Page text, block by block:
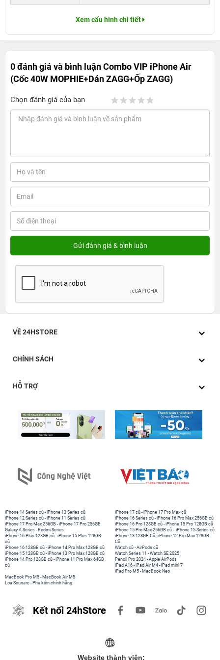
Xem cấu hình chi tiết
0 đánh giá và bình luậnCombo VIP iPhone Air
(Cốc 40W MOPHIE+Dán ZAGG+Ốp ZAGG)
Chọn đánh giá của bạn
VỀ 24HSTORE
CHÍNH SÁCH
HỖ TRỢ
iPhone 14 Series cũ -iPhone 13 Series cũ
iPhone 12 Series cũ -iPhone 11 Series cũ
iPhone 17 Pro Max 256GB -iPhone 17 Pro 256GB
Galaxy A Series - Redmi Series
iPhone 17 cũ -iPhone 17 Pro Max cũ
iPhone 16 Series cũ - iPhone 16 Pro Max 256GB cũ
iPhone 16 Pro 128GB cũ -iPhone 15 Pro 128GB cũ
iPhone 15 Pro Max 256GB cũ - iPhone 15 Series cũ
iPhone 16 Plus 128GB cũ -iPhone 15 Plus 128GB
cũ
iPhone 16 128GB cũ -iPhone 14 Pro Max 128GB cũ
iPhone 15 128GB cũ -iPhone 13 Pro Max 128GB cũ
iPhone 14 Pro 128GB cũ -iPhone 11 Pro Max 64GB
cũ
iPhone 13 128GB Cũ -iPhone 12 Pro Max 128GB
Cũ
Watch cũ -AirPods cũ
Watch Series 11 -Watch SE 2025
Pencil Pro 2024 -Apple AirPods
iPad A16 -iPad Air M4 -iPad mini 7
iPad Pro M5 - MacBook Neo
MacBook Pro M5 - MacBook Air M5
Loa Sounarc - Phụ kiện chính hãng
Kết nối 24hStore
Website thành viên: